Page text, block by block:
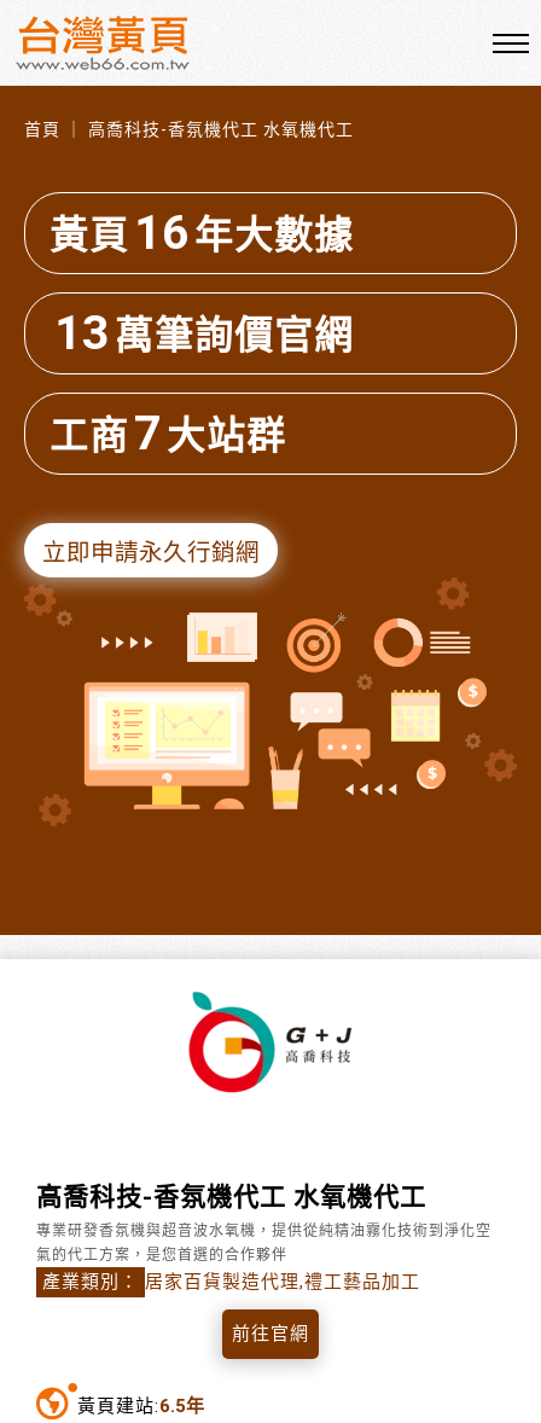
首頁 ｜ 高喬科技-香氛機代工 水氧機代工
黃頁 16年大數據
13萬筆詢價官網
工商7大站群
立即申請永久行銷網
高喬科技-香氛機代工 水氧機代工
專業研發香氛機與超音波水氧機，提供從純精油霧化技術到淨化空
氣的代工方案，是您首選的合作夥伴
產業類別： 居家百貨製造代理,禮工藝品加工
前往官網
黃頁建站:6.5年